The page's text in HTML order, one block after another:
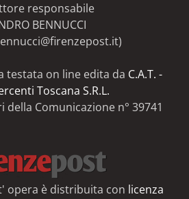
responsabile
BENNUCCI
testata on line edita da C.A.T. -
Toscana S.R.L.
della Comunicazione n° 39741
opera è distribuita con licenza